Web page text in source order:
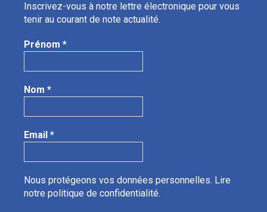
Inscrivez-vous à notre lettre électronique pour vous
tenir au courant de note actualité.
Prénom *
Nom *
Email *
Nous protégeons vos données personnelles. Lire
notre politique de confidentialité.